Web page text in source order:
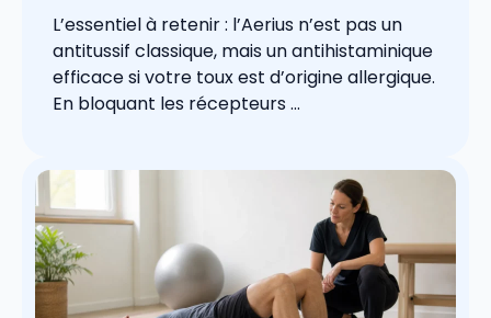
L’essentiel à retenir : l’Aerius n’est pas un
antitussif classique, mais un antihistaminique
efficace si votre toux est d’origine allergique.
En bloquant les récepteurs ...